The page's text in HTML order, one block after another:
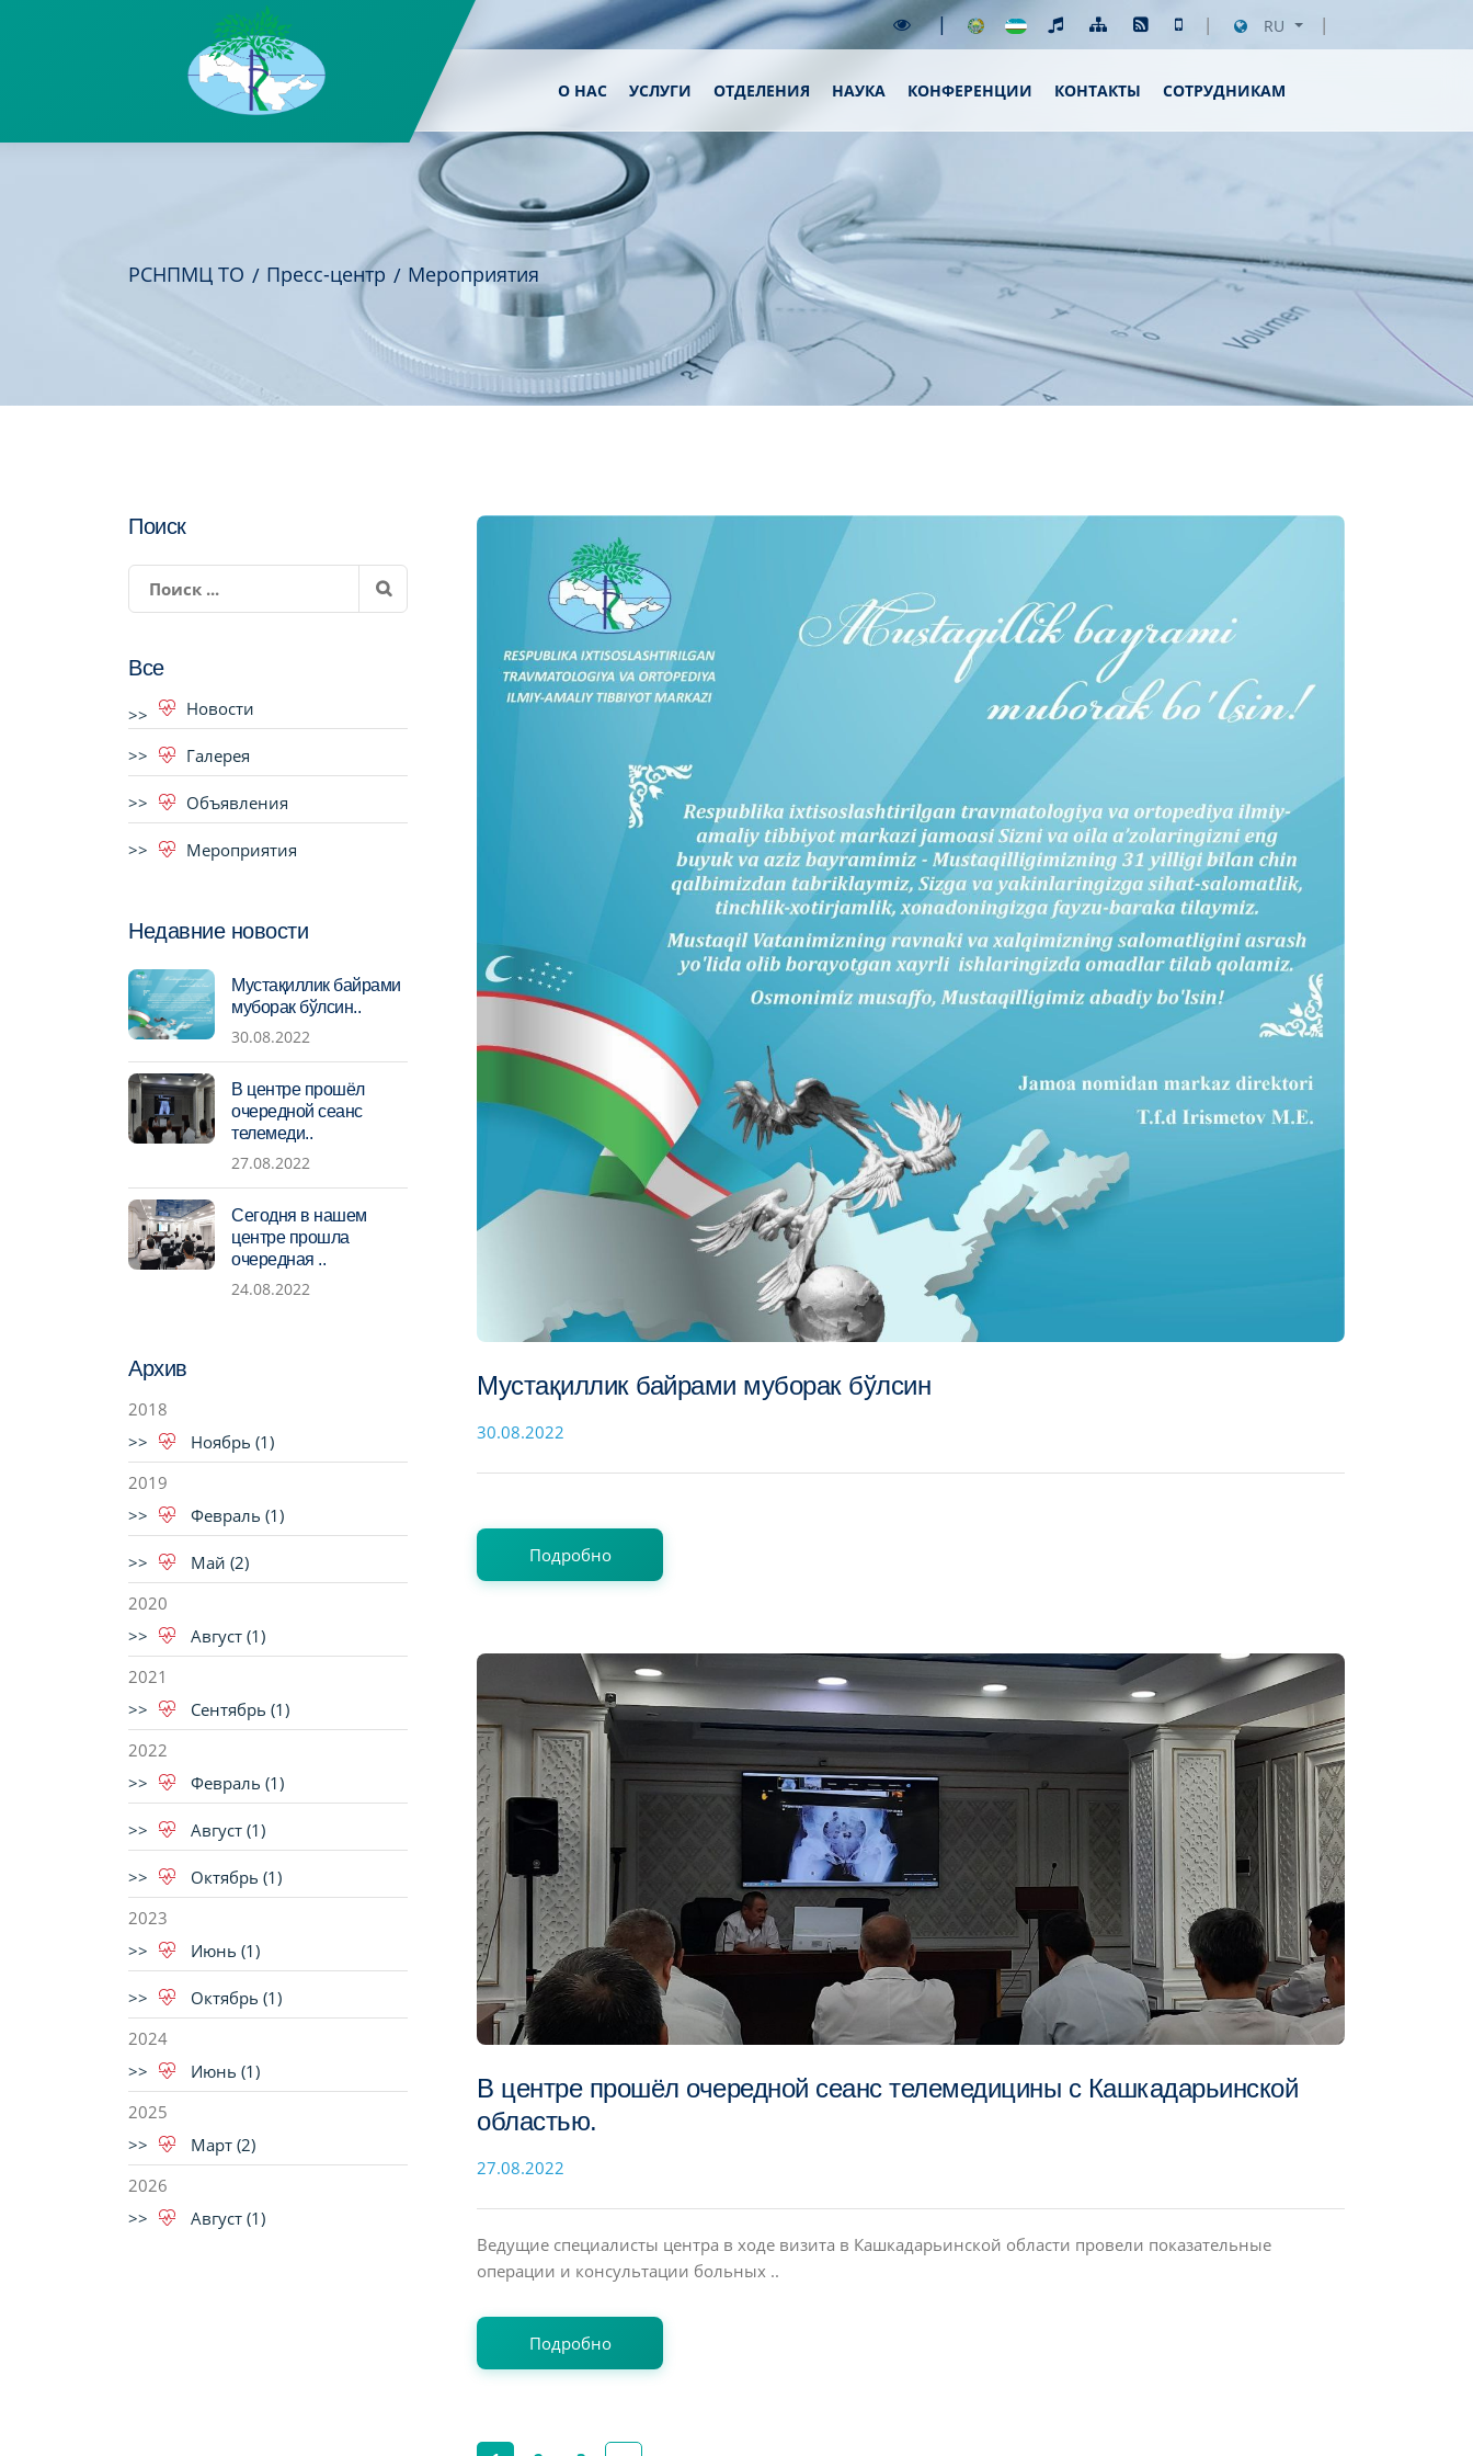
| RU
О НАС УСЛУГИ ОТДЕЛЕНИЯ НАУКА КОНФЕРЕНЦИИ КОНТАКТЫ СОТРУДНИКАМ
РСНПМЦ ТО Пресс-центр Мероприятия
Поиск
Все
Новости
Галерея
Объявления
Мероприятия
Недавние новости
Мустақиллик байрами
муборак бўлсин..
30.08.2022
В центре прошёл
очередной сеанс
телемеди..
27.08.2022
Сегодня в нашем
центре прошла
очередная ..
24.08.2022
Архив
2018
Ноябрь (1)
2019
Февраль (1)
Май (2)
2020
Август (1)
2021
Сентябрь (1)
2022
Февраль (1)
Август (1)
Октябрь (1)
2023
Июнь (1)
Октябрь (1)
2024
Июнь (1)
2025
Март (2)
2026
Август (1)
Мустақиллик байрами муборак бўлсин
30.08.2022
Подробно
В центре прошёл очередной сеанс телемедицины с Кашкадарьинской
областью.
27.08.2022
Ведущие специалисты центра в ходе визита в Кашкадарьинской области провели показательные
операции и консультации больных ..
Подробно